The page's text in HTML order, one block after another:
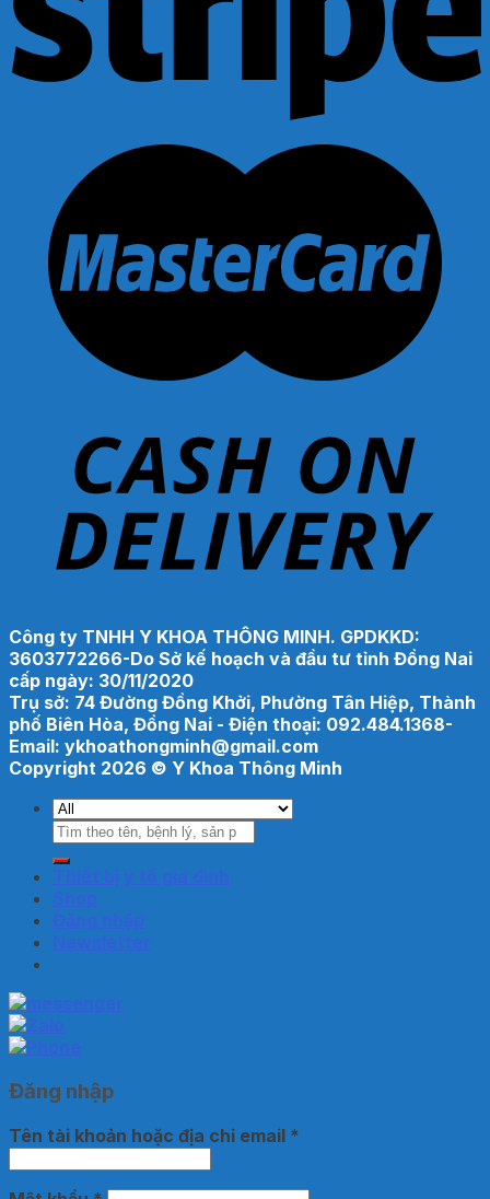
Công ty TNHH Y KHOA THÔNG MINH. GPDKKD:
3603772266-Do Sở kế hoạch và đầu tư tỉnh Đồng Nai
cấp ngày: 30/11/2020
Trụ sở: 74 Đường Đồng Khởi, Phường Tân Hiệp, Thành
phố Biên Hòa, Đồng Nai - Điện thoại: 092.484.1368-
Email: ykhoathongminh@gmail.com
Copyright 2026 © Y Khoa Thông Minh
Tìm
Thiết bị y tế gia đình
Shop
Đăng nhập
Newsletter
Đăng nhập
Tên tài khoản hoặc địa chỉ email *